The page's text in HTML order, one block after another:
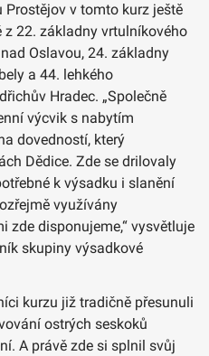
v tomto kurz ještě
22. základny vrtulníkového
Oslavou, 24. základny
a 44. lehkého
Hradec. „Společně
výcvik s nabytím
dovedností, který
Dědice. Zde se drilovaly
k výsadku i slanění
využívány
zde disponujeme,“ vysvětluje
skupiny výsadkové
kurzu již tradičně přesunuli
ostrých seskoků
A právě zde si splnil svůj